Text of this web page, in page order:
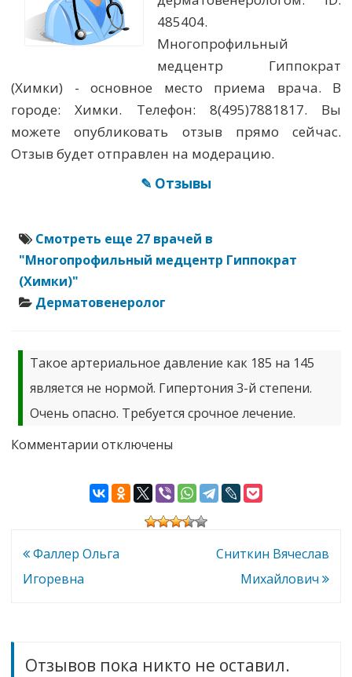
485404.
Многопрофильный
медцентр Гиппократ
(Химки) - основное место приема врача. В
городе: Химки. Телефон: 8(495)7881817. Вы
можете опубликовать отзыв прямо сейчас.
Отзыв будет отправлен на модерацию.
✎ Отзывы
Смотреть еще 27 врачей в
"Многопрофильный медцентр Гиппократ
(Химки)"
Дерматовенеролог
Такое артериальное давление как 185 на 145
является не нормой. Гипертония 3-й степени.
Очень опасно. Требуется срочное лечение.
Комментарии к
Лилит
Генриховна
отключены
Навигация
по
Фаллер Ольга
Игоревна
Сниткин Вячеслав
Михайлович
Отзывов пока никто не оставил.